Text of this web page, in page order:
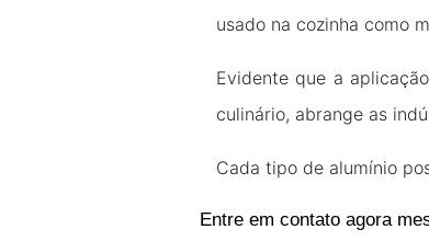
usado na cozinha como
Evidente que a
culinário, abrange as
Cada tipo de alumínio
Entre em contato agora